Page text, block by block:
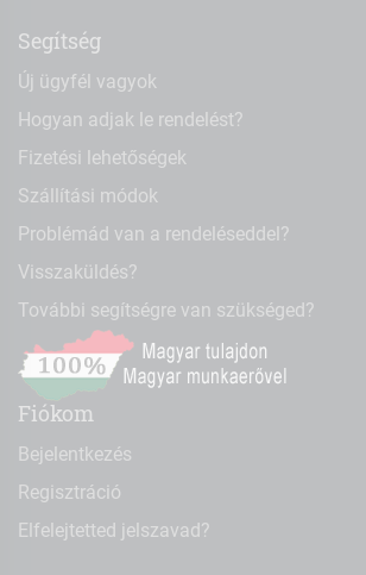
Segítség
Új ügyfél vagyok
Hogyan adjak le rendelést?
Fizetési lehetőségek
Szállítási módok
Problémád van a rendeléseddel?
Visszaküldés?
További segítségre van szükséged?
Fiókom
Bejelentkezés
Regisztráció
Elfelejtetted jelszavad?